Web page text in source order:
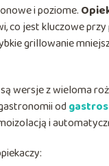
i poziome.
co jest kluczowe
grillowanie
wersje z wieloma
od
i